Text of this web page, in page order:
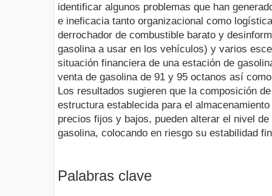
identificar algunos problemas que han
e ineficacia tanto organizacional como
derrochador de combustible barato y
gasolina a usar en los vehículos) y varios
situación financiera de una estación de
venta de gasolina de 91 y 95 octanos así
Los resultados sugieren que la composición
estructura establecida para el
precios fijos y bajos, pueden alterar el nivel
gasolina, colocando en riesgo su estabilidad
Palabras clave